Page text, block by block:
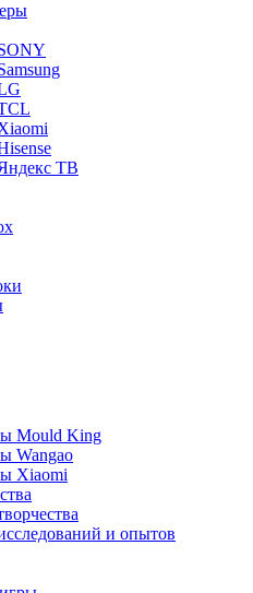
ТВ
Mould King
Wangao
Xiaomi
и опытов